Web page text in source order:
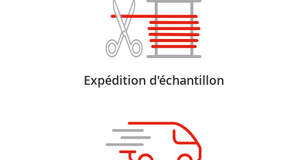
Expédition d'échantillon